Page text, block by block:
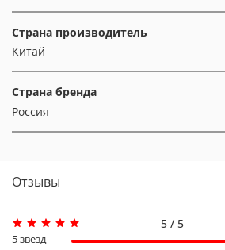
Страна производитель
Китай
Страна бренда
Россия
Отзывы
5 / 5
5 звезд